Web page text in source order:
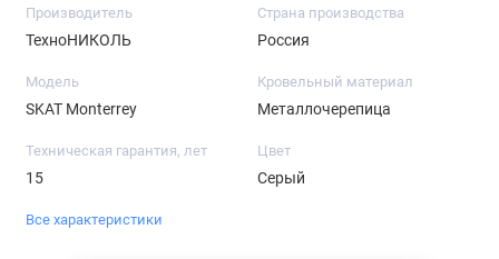
Производитель
ТехноНИКОЛЬ
Страна производства
Россия
Модель
SKAT Monterrey
Кровельный материал
Металлочерепица
Техническая гарантия, лет
15
Цвет
Серый
Все характеристики